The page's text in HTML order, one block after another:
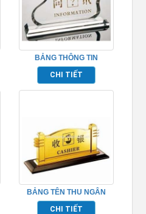
BẢNG THÔNG TIN
TP692002
CHI TIẾT
BẢNG TÊN THU NGÂN
TP692004
CHI TIẾT